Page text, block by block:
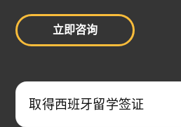
立即咨询
取得西班牙留学签证